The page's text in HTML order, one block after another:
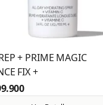
+ PRIME MAGIC
FIX +